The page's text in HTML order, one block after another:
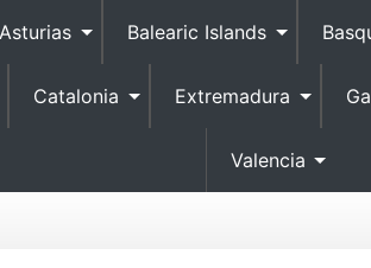
p
o
Asturias Balearic Islands
Catalonia Extremadura
Valencia